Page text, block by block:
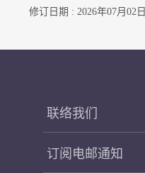
修订日期 : 2026年07月02日
联络我们
订阅电邮通知